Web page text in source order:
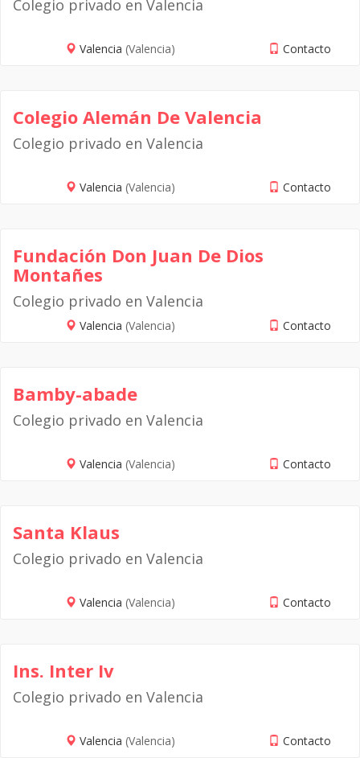
Colegio privado en Valencia
Valencia (Valencia) Contacto
Colegio Alemán De Valencia
Colegio privado en Valencia
Valencia (Valencia) Contacto
Fundación Don Juan De Dios
Montañes
Colegio privado en Valencia
Valencia (Valencia) Contacto
Bamby-abade
Colegio privado en Valencia
Valencia (Valencia) Contacto
Santa Klaus
Colegio privado en Valencia
Valencia (Valencia) Contacto
Ins. Inter Iv
Colegio privado en Valencia
Valencia (Valencia) Contacto